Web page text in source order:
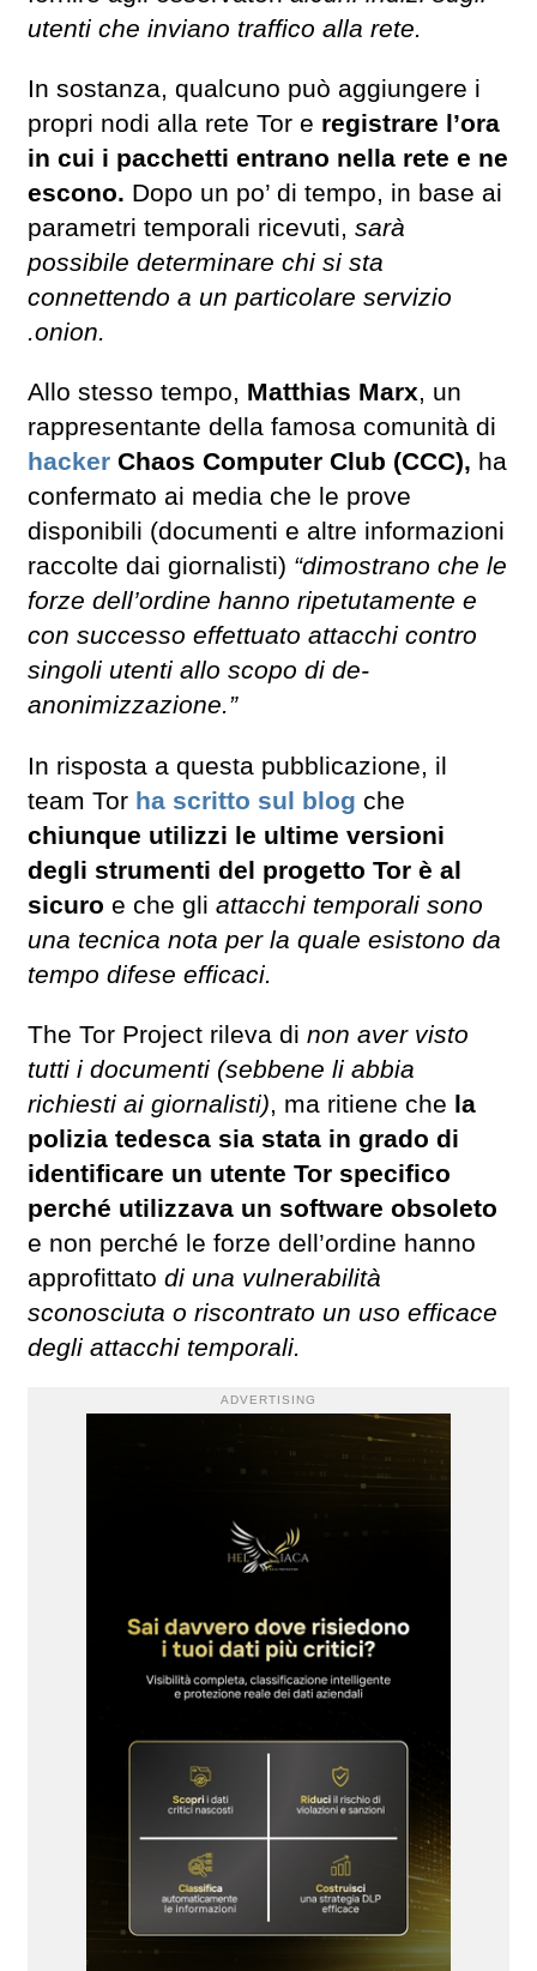
utenti che inviano traffico alla rete.
In sostanza, qualcuno può aggiungere i
propri nodi alla rete Tor e registrare l’ora
in cui i pacchetti entrano nella rete e ne
escono. Dopo un po’ di tempo, in base ai
parametri temporali ricevuti, sarà
possibile determinare chi si sta
connettendo a un particolare servizio
.onion.
Allo stesso tempo, Matthias Marx, un
rappresentante della famosa comunità di
hacker Chaos Computer Club (CCC), ha
confermato ai media che le prove
disponibili (documenti e altre informazioni
raccolte dai giornalisti) “dimostrano che le
forze dell’ordine hanno ripetutamente e
con successo effettuato attacchi contro
singoli utenti allo scopo di de-
anonimizzazione.”
In risposta a questa pubblicazione, il
team Tor ha scritto sul blog che
chiunque utilizzi le ultime versioni
degli strumenti del progetto Tor è al
sicuro e che gli attacchi temporali sono
una tecnica nota per la quale esistono da
tempo difese efficaci.
The Tor Project rileva di non aver visto
tutti i documenti (sebbene li abbia
richiesti ai giornalisti), ma ritiene che la
polizia tedesca sia stata in grado di
identificare un utente Tor specifico
perché utilizzava un software obsoleto
e non perché le forze dell’ordine hanno
approfittato di una vulnerabilità
sconosciuta o riscontrato un uso efficace
degli attacchi temporali.
ADVERTISING